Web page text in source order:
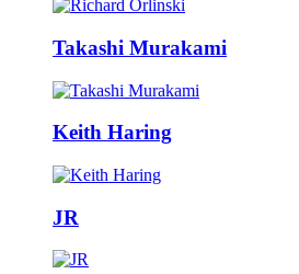
Takashi Murakami
Keith Haring
JR